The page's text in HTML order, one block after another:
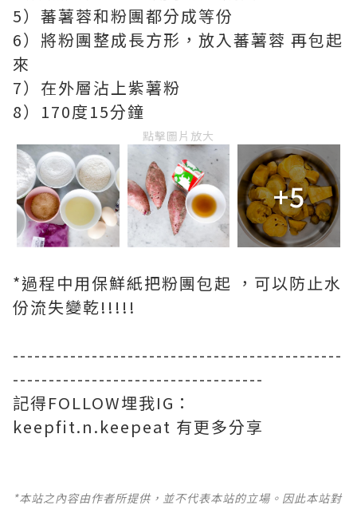
5）蕃薯蓉和粉團都分成等份
6）將粉團整成長方形，放入蕃薯蓉 再包起
來
7）在外層沾上紫薯粉
8）170度15分鐘
點擊圖片放大
+5
*過程中用保鮮紙把粉團包起 ，可以防止水
份流失變乾!!!!!
----------------------------------------------
-----------------------------------
記得FOLLOW埋我IG：
keepfit.n.keepeat 有更多分享
*本站之內容由作者所提供，並不代表本站的立場。因此本站對